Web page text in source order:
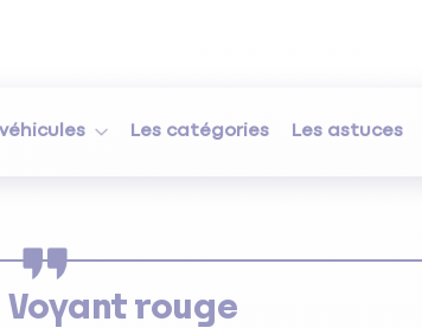
Les catégories Les astuces
Voyant rouge